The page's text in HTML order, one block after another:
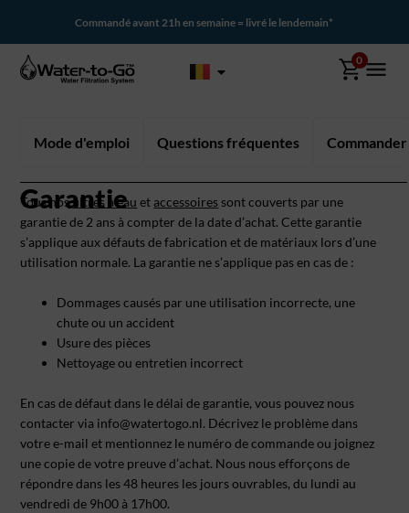
Commandé avant 21h en semaine = livré le lendemain*
0
Mode d'emploi Questions fréquentes
Garantie
Tous nosfiltres à eau et accessoires sont couverts par une
garantie de 2 ans à compter de la date d’achat. Cette garantie
s’applique aux défauts de fabrication et de matériaux lors d’une
utilisation normale. La garantie ne s’applique pas en cas de :
Dommages causés par une utilisation incorrecte, une
chute ou un accident
Usure des pièces
Nettoyage ou entretien incorrect
En cas de défaut dans le délai de garantie, vous pouvez nous
contacter via info@watertogo.nl. Décrivez le problème dans
votre e-mail et mentionnez le numéro de commande ou joignez
une copie de votre preuve d’achat. Nous nous efforçons de
répondre dans les 48 heures les jours ouvrables, du lundi au
vendredi de 9h00 à 17h00.